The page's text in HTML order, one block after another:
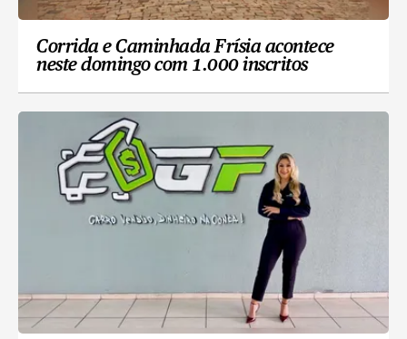
Corrida e Caminhada Frísia acontece
neste domingo com 1.000 inscritos